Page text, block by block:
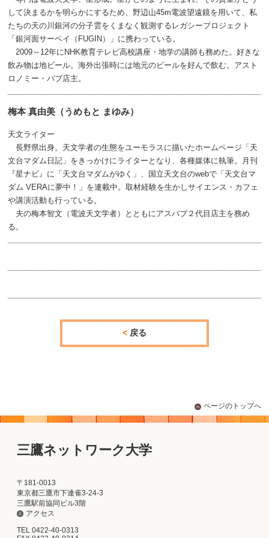
して決まるかを明らかにするため、野辺山45m電波望遠鏡を用いて、私
たちの天の川銀河の分子雲をくまなく観測するレガシープロジェクト
「銀河面サーベイ（FUGIN）」に携わっている。
2009～12年にNHK教育テレビ高校講座・地学の講師も務めた。好きな
飲み物は地ビール。海外出張時には地元のビールを好んで飲む。アスト
ロノミー・パブ店主。
梅本 真由美（うめもと まゆみ）
天文ライター
長野県出身。天文学者の生態をユーモラスに描いたホームページ「天
文台マダム日記」をきっかけにライターとなり、各種媒体に執筆。月刊
『星ナビ』に「天文台マダムがゆく」、国立天文台のwebで「天文台マ
ダム VERAに夢中！」を連載中。取材経験を生かしサイエンス・カフェ
や講演活動も行っている。
夫の梅本智文（電波天文学者）とともにアスパブ２代目店主を務め
る。
戻る
ページのトップへ
三鷹ネットワーク大学
〒181-0013
東京都三鷹市下連雀3-24-3
三鷹駅前協同ビル3階
アクセス
TEL 0422-40-0313